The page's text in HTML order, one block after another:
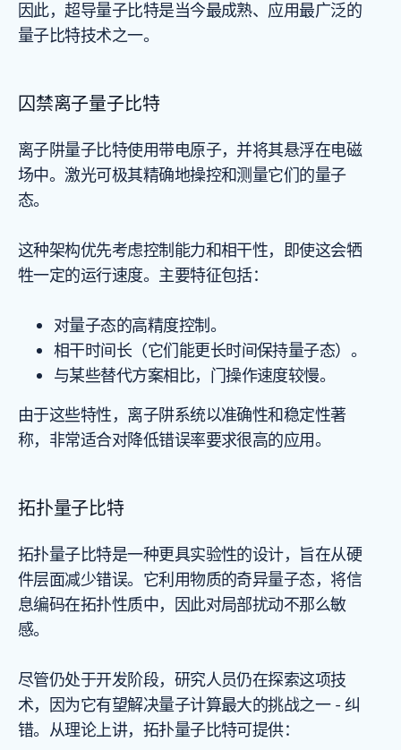
因此，超导量子比特是当今最成熟、应用最广泛的
量子比特技术之一。
囚禁离子量子比特
离子阱量子比特使用带电原子，并将其悬浮在电磁
场中。激光可极其精确地操控和测量它们的量子
态。
这种架构优先考虑控制能力和相干性，即使这会牺
牲一定的运行速度。主要特征包括：
对量子态的高精度控制。
相干时间长（它们能更长时间保持量子态）。
与某些替代方案相比，门操作速度较慢。
由于这些特性，离子阱系统以准确性和稳定性著
称，非常适合对降低错误率要求很高的应用。
拓扑量子比特
拓扑量子比特是一种更具实验性的设计，旨在从硬
件层面减少错误。它利用物质的奇异量子态，将信
息编码在拓扑性质中，因此对局部扰动不那么敏
感。
尽管仍处于开发阶段，研究人员仍在探索这项技
术，因为它有望解决量子计算最大的挑战之一 - 纠
错。从理论上讲，拓扑量子比特可提供：